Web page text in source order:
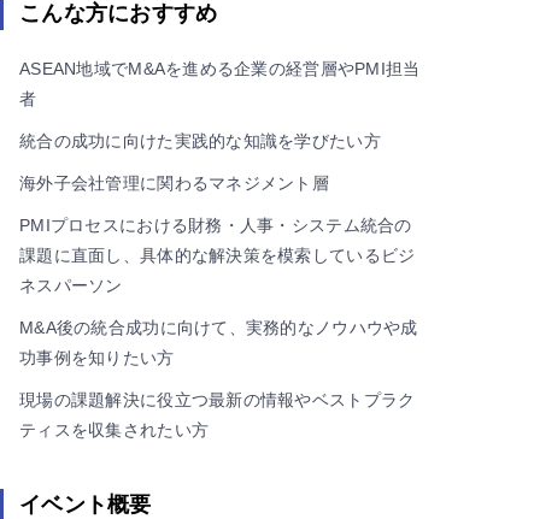
こんな方におすすめ
ASEAN地域でM&Aを進める企業の経営層やPMI担当
者
統合の成功に向けた実践的な知識を学びたい方
海外子会社管理に関わるマネジメント層
PMIプロセスにおける財務・人事・システム統合の
課題に直面し、具体的な解決策を模索しているビジ
ネスパーソン
M&A後の統合成功に向けて、実務的なノウハウや成
功事例を知りたい方
現場の課題解決に役立つ最新の情報やベストプラク
ティスを収集されたい方
イベント概要